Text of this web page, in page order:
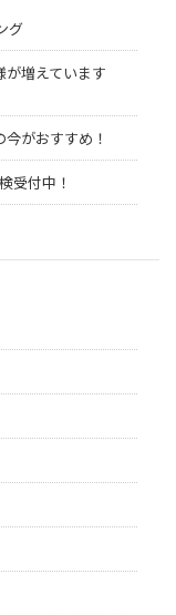
グ
増えています
がおすすめ！
受付中！